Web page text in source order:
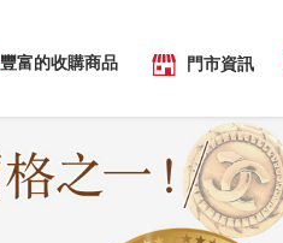
豐富的收購商品 門市資訊